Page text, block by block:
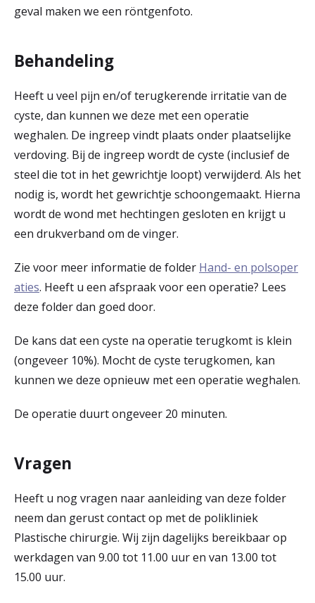
geval maken we een röntgenfoto.
Behandeling
Heeft u veel pijn en/of terugkerende irritatie van de
cyste, dan kunnen we deze met een operatie
weghalen. De ingreep vindt plaats onder plaatselijke
verdoving. Bij de ingreep wordt de cyste (inclusief de
steel die tot in het gewrichtje loopt) verwijderd. Als het
nodig is, wordt het gewrichtje schoongemaakt. Hierna
wordt de wond met hechtingen gesloten en krijgt u
een drukverband om de vinger.
Zie voor meer informatie de folder Hand- en polsoper
aties. Heeft u een afspraak voor een operatie? Lees
deze folder dan goed door.
De kans dat een cyste na operatie terugkomt is klein
(ongeveer 10%). Mocht de cyste terugkomen, kan
kunnen we deze opnieuw met een operatie weghalen.
De operatie duurt ongeveer 20 minuten.
Vragen
Heeft u nog vragen naar aanleiding van deze folder
neem dan gerust contact op met de polikliniek
Plastische chirurgie. Wij zijn dagelijks bereikbaar op
werkdagen van 9.00 tot 11.00 uur en van 13.00 tot
15.00 uur.